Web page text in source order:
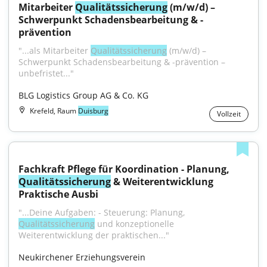
Mitarbeiter Qualitätssicherung (m/w/d) –
Schwerpunkt Schadensbearbeitung & -
prävention
"...als Mitarbeiter Qualitätssicherung (m/w/d) –
Schwerpunkt Schadensbearbeitung & -prävention –
unbefristet..."
BLG Logistics Group AG & Co. KG
Krefeld, Raum Duisburg Vollzeit
Qualitätssicherung & Weiterentwicklung
Praktische Ausbi
Qualitätssicherung und konzeptionelle
Weiterentwicklung der praktischen..."
Neukirchener Erziehungsverein